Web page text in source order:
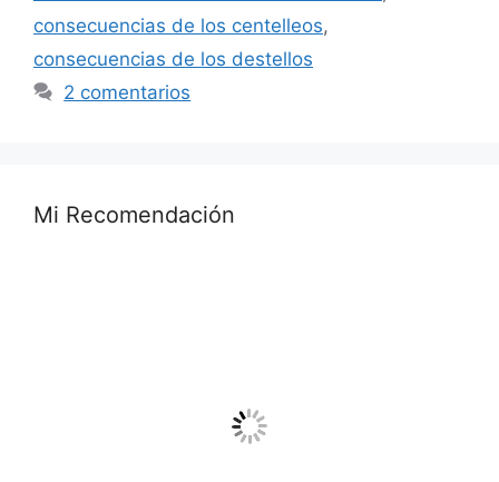
consecuencias de los centelleos,
consecuencias de los destellos
2 comentarios
Mi Recomendación